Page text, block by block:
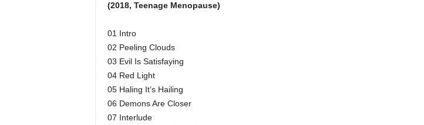
(2018, Teenage Menopause)
01 Intro
02 Peeling Clouds
03 Evil Is Satisfaying
04 Red Light
05 Haling It’s Hailing
06 Demons Are Closer
07 Interlude